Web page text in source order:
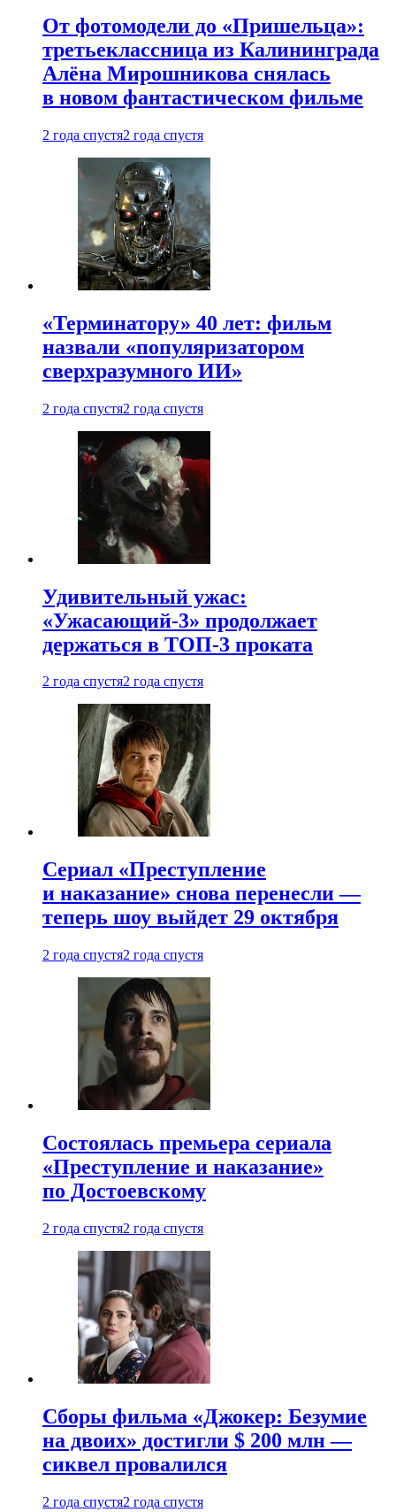
От фотомодели до «Пришельца»:
третьеклассница из Калининграда
Алёна Мирошникова снялась
в новом фантастическом фильме
2 года спустя2 года спустя
«Терминатору» 40 лет: фильм
назвали «популяризатором
сверхразумного ИИ»
2 года спустя2 года спустя
Удивительный ужас:
«Ужасающий-3» продолжает
держаться в ТОП-3 проката
2 года спустя2 года спустя
Сериал «Преступление
и наказание» снова перенесли —
теперь шоу выйдет 29 октября
2 года спустя2 года спустя
Состоялась премьера сериала
«Преступление и наказание»
по Достоевскому
2 года спустя2 года спустя
Сборы фильма «Джокер: Безумие
на двоих» достигли $ 200 млн —
сиквел провалился
2 года спустя2 года спустя